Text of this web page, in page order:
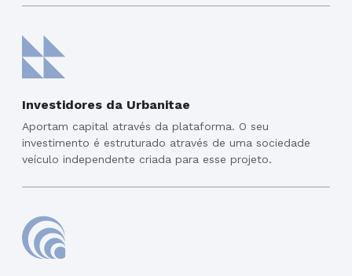
Investidores da Urbanitae
Aportam capital através da plataforma. O seu
investimento é estruturado através de uma sociedade
veículo independente criada para esse projeto.